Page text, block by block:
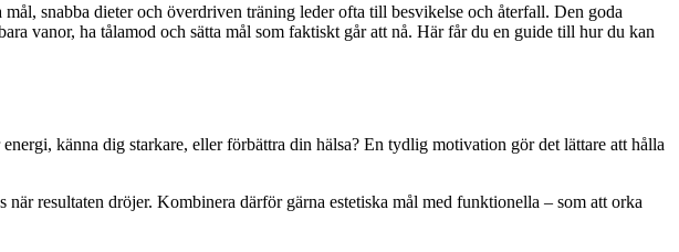
snabba dieter och överdriven träning leder ofta till besvikelse och återfall. Den goda
vanor, ha tålamod och sätta mål som faktiskt går att nå. Här får du en guide till hur du kan
känna dig starkare, eller förbättra din hälsa? En tydlig motivation gör det lättare att hålla
resultaten dröjer. Kombinera därför gärna estetiska mål med funktionella – som att orka